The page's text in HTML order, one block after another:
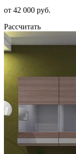
от 42 000 руб.
Рассчитать